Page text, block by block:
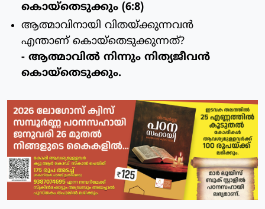
കൊയ്തെടുക്കും (6:8)
ആത്മാവിനായി വിതയ്ക്കുന്നവന്‍
എന്താണ് കൊയ്തെടുക്കുന്നത്?
- ആത്മാവില്‍ നിന്നും നിത്യജീവന്‍
കൊയ്തെടുക്കും.